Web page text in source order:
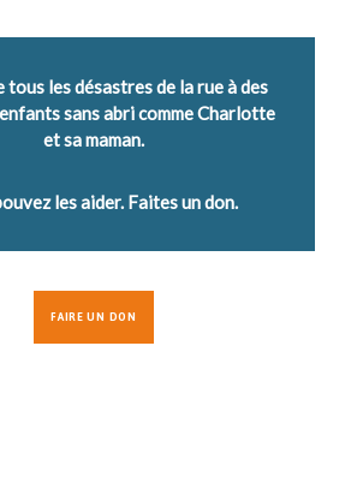
tous les désastres de la rue à des
sans abri comme Charlotte
et sa maman.
les aider. Faites un don.
FAIRE UN DON